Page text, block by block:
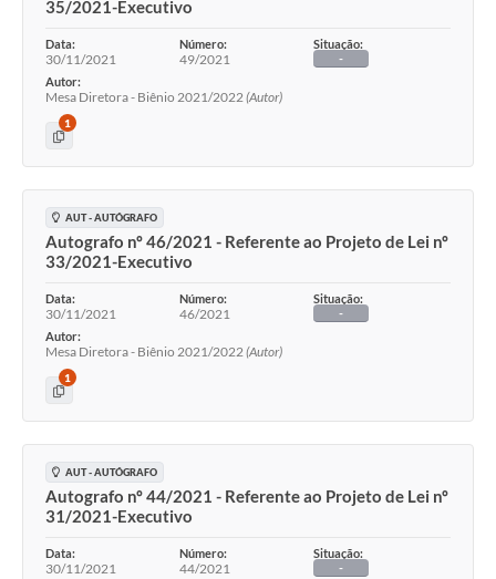
35/2021-Executivo
Data:
30/11/2021
Número:
49/2021
Situação:
-
Autor:
Mesa Diretora - Biênio 2021/2022(Autor)
1
AUT - AUTÓGRAFO
Autografo nº 46/2021 - Referente ao Projeto de Lei nº
33/2021-Executivo
Data:
30/11/2021
Número:
46/2021
Situação:
-
Autor:
Mesa Diretora - Biênio 2021/2022(Autor)
1
AUT - AUTÓGRAFO
Autografo nº 44/2021 - Referente ao Projeto de Lei nº
31/2021-Executivo
Data:
30/11/2021
Número:
44/2021
Situação:
-